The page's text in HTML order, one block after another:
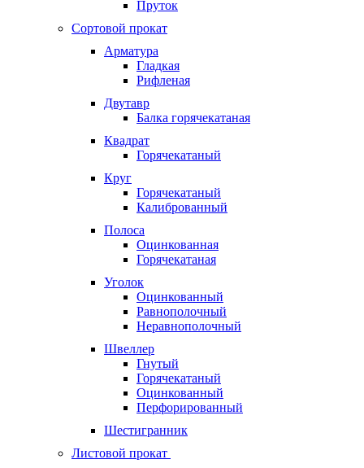
Пруток
Сортовой прокат
Арматура
Гладкая
Рифленая
Двутавр
Балка горячекатаная
Квадрат
Горячекатаный
Круг
Горячекатаный
Калиброванный
Полоса
Оцинкованная
Горячекатаная
Уголок
Оцинкованный
Равнополочный
Неравнополочный
Швеллер
Гнутый
Горячекатаный
Оцинкованный
Перфорированный
Шестигранник
Листовой прокат